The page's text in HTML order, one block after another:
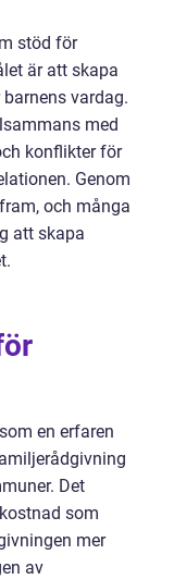
stöd för
är att skapa
vardag.
med
konflikter för
Genom
och många
att skapa
en erfaren
Det
som
mer
av